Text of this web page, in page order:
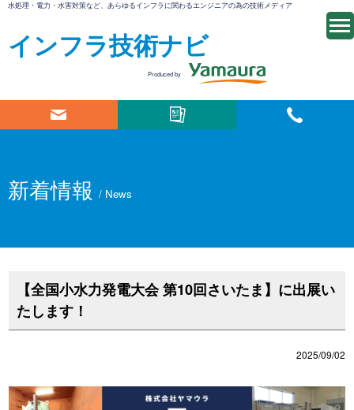
水処理・電力・水害対策など、あらゆるインフラに関わるエンジニアの為の技術メディア
インフラ技術ナビ
Produced by
新着情報 / News
【全国小水力発電大会 第10回さいたま】に出展い
たします！
2025/09/02